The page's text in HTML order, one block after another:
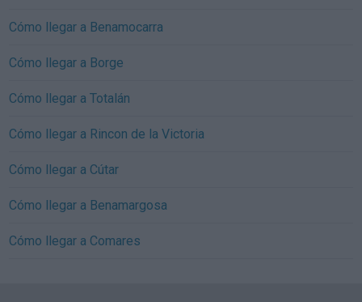
Cómo llegar a Benamocarra
Cómo llegar a Borge
Cómo llegar a Totalán
Cómo llegar a Rincon de la Victoria
Cómo llegar a Cútar
Cómo llegar a Benamargosa
Cómo llegar a Comares